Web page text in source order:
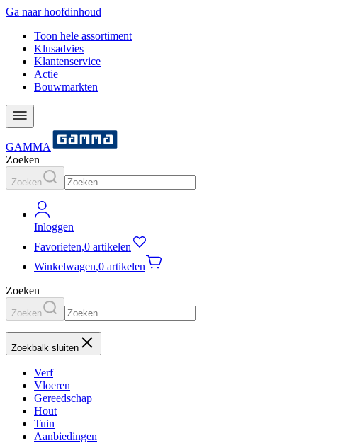
Ga naar hoofdinhoud
Toon hele assortiment
Klusadvies
Klantenservice
Actie
Bouwmarkten
GAMMA
Zoeken
Zoeken
Inloggen
Favorieten,0 artikelen
Winkelwagen,0 artikelen
Zoeken
Zoeken
Zoekbalk sluiten
Verf
Vloeren
Gereedschap
Hout
Tuin
Aanbiedingen